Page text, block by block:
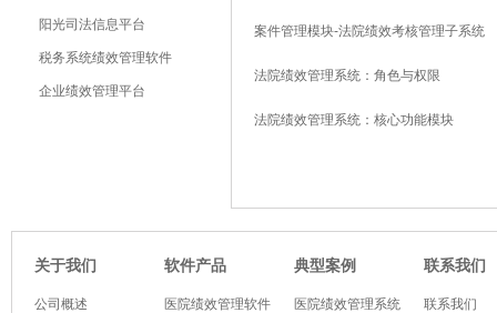
阳光司法信息平台
税务系统绩效管理软件
企业绩效管理平台
案件管理模块-法院绩效考核管理子系统
法院绩效管理系统：角色与权限
法院绩效管理系统：核心功能模块
关于我们
公司概述
软件产品
医院绩效管理软件
典型案例
医院绩效管理系统
联系我们
联系我们